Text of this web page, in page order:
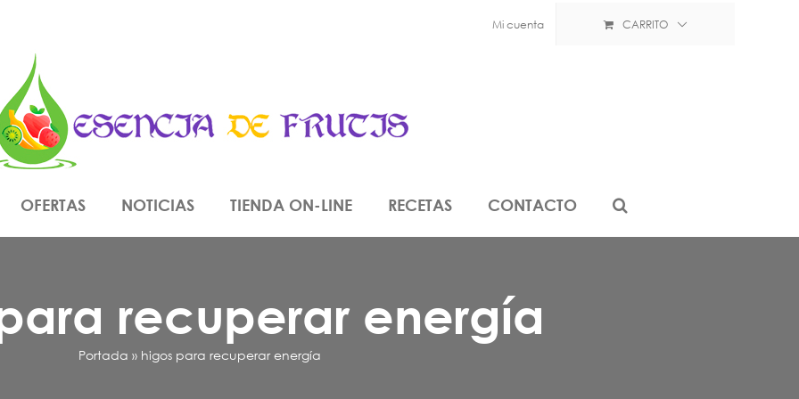
Mi cuenta CARRITO
OFERTAS NOTICIAS TIENDA ON-LINE RECETAS CONTACTO
recuperar energía
Portada » higos para recuperar energía